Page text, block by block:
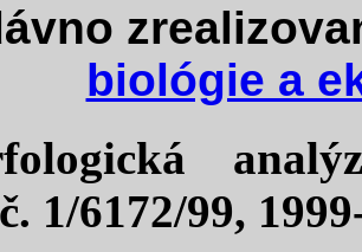
biológie a
1/6172/99,